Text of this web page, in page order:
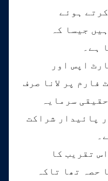
ہوئے
جیسا کہ
ہے۔
اپس اور
فارم پر لانا صرف
سرمایہ
پائیدار شراکت
تقریب کا
حصہ تھا تاکہ